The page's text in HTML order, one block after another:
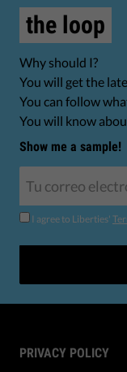
the loop
Why should I?
You will get the
You can follow
You will know
Show me a sample!
I agree to Liberties'
PRIVACY POLICY